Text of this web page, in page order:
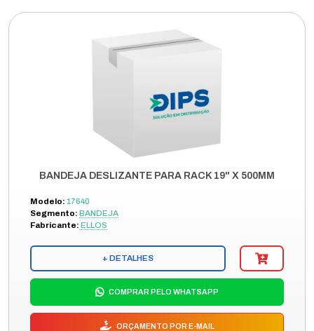
BANDEJA DESLIZANTE PARA RACK 19" X 500MM
Modelo: 17640
Segmento: BANDEJA
Fabricante: ELLOS
+ DETALHES
COMPRAR PELO WHATSAPP
ORÇAMENTO POR E-MAIL